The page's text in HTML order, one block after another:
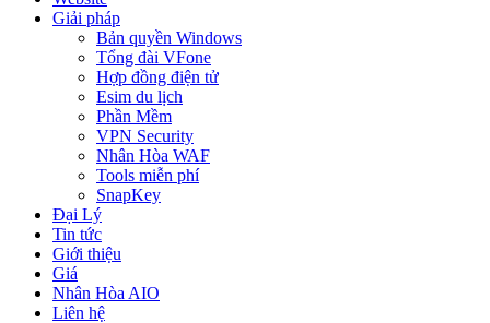
Giải pháp
Bản quyền Windows
Tổng đài VFone
Hợp đồng điện tử
Esim du lịch
Phần Mềm
VPN Security
Nhân Hòa WAF
Tools miễn phí
SnapKey
Đại Lý
Tin tức
Giới thiệu
Giá
Nhân Hòa AIO
Liên hệ